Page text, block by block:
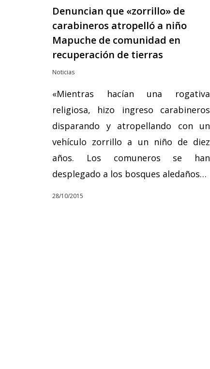
Denuncian que «zorrillo» de
carabineros atropelló a niño
Mapuche de comunidad en
recuperación de tierras
Noticias
«Mientras hacían una rogativa
religiosa, hizo ingreso carabineros
disparando y atropellando con un
vehículo zorrillo a un niño de diez
años. Los comuneros se han
desplegado a los bosques aledaños…
28/10/2015